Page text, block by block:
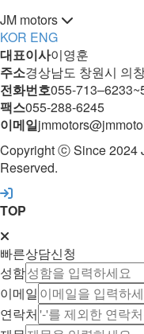
JM motors
KOR ENG
대표이사이영훈
주소경상남도 창원시 의
전화번호055-
팩스055-288-6245‬
이메일
Copyright ⓒ Since 2024
Reserved.
TOP
빠른상담신청
성함
이메일
연락처